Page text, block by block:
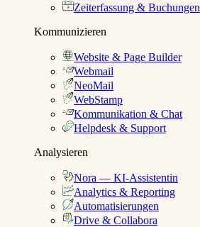
Zeiterfassung & Buchungen
Kommunizieren
Website & Page Builder
Webmail
NeoMail
WebStamp
Kommunikation & Chat
Helpdesk & Support
Analysieren
Nora — KI-Assistentin
Analytics & Reporting
Automatisierungen
Drive & Collabora